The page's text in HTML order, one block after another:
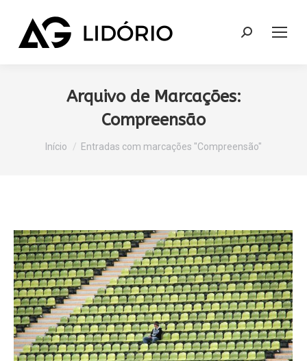
Search:
Arquivo de Marcações:
Compreensão
Você está aqui:
Início Entradas com marcações "Compreensão"